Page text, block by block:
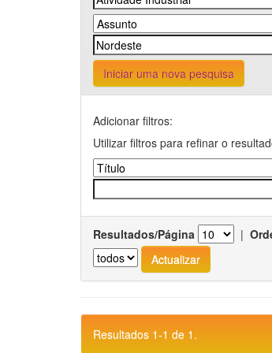
Iniciar uma nova pesquisa
Adicionar filtros:
Utilizar filtros para refinar o
Resultados/Página |
Resultados 1-1 de 1.